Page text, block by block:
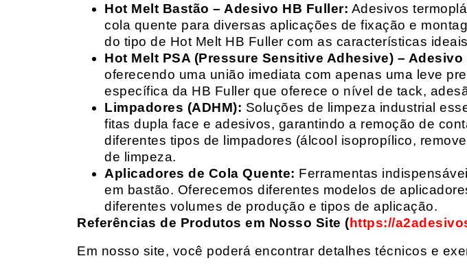
Hot Melt Bastão – Adesivo HB Fuller: Adesivos
cola quente para diversas aplicações de fixação e
do tipo de Hot Melt HB Fuller com as características
Hot Melt PSA (Pressure Sensitive Adhesive) – Adesivo
oferecendo uma união imediata com apenas uma leve
específica da HB Fuller que oferece o nível de tack,
Limpadores (ADHM): Soluções de limpeza industrial
fitas dupla face e adesivos, garantindo a remoção de
diferentes tipos de limpadores (álcool isopropílico,
de limpeza.
Aplicadores de Cola Quente: Ferramentas
em bastão. Oferecemos diferentes modelos de
diferentes volumes de produção e tipos de aplicação.
Referências de Produtos em Nosso Site (https://
Em nosso site, você poderá encontrar detalhes técnicos e